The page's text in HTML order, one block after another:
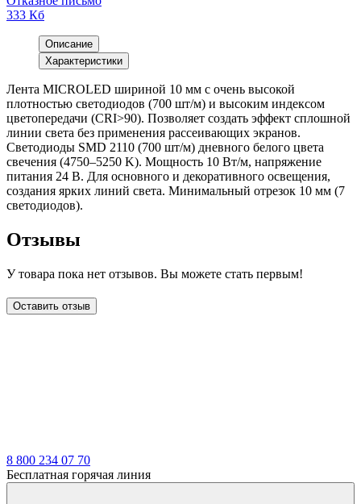
333 Кб
Описание
Характеристики
Лента MICROLED шириной 10 мм с очень высокой
плотностью светодиодов (700 шт/м) и высоким индексом
цветопередачи (CRI>90). Позволяет создать эффект сплошной
линии света без применения рассеивающих экранов.
Светодиоды SMD 2110 (700 шт/м) дневного белого цвета
свечения (4750–5250 K). Мощность 10 Вт/м, напряжение
питания 24 В. Для основного и декоративного освещения,
создания ярких линий света. Минимальный отрезок 10 мм (7
светодиодов).
Отзывы
У товара пока нет отзывов. Вы можете стать первым!
Оставить отзыв
8 800 234 07 70
Бесплатная горячая линия